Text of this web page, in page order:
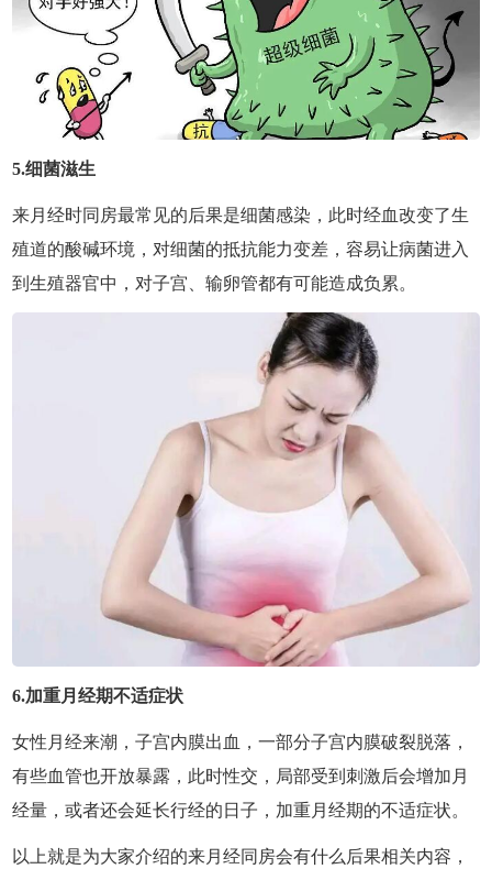
5.细菌滋生
来月经时同房最常见的后果是细菌感染，此时经血改变了生
殖道的酸碱环境，对细菌的抵抗能力变差，容易让病菌进入
到生殖器官中，对子宫、输卵管都有可能造成负累。
6.加重月经期不适症状
女性月经来潮，子宫内膜出血，一部分子宫内膜破裂脱落，
有些血管也开放暴露，此时性交，局部受到刺激后会增加月
经量，或者还会延长行经的日子，加重月经期的不适症状。
以上就是为大家介绍的来月经同房会有什么后果相关内容，